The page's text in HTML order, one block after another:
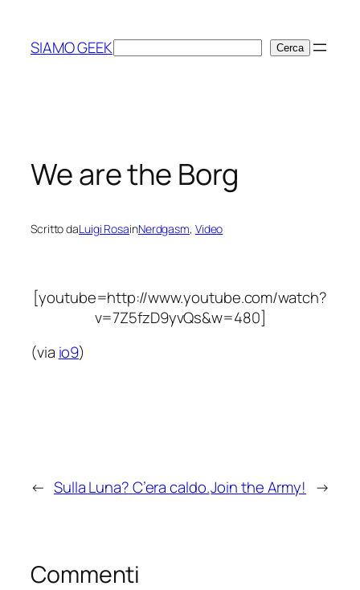
contenuto
SIAMO GEEKCerca Cerca
We are the Borg
Scritto daLuigi RosainNerdgasm, Video
[youtube=http://www.youtube.com/watch?
v=7Z5fzD9yvQs&w=480]
(via io9)
← Sulla Luna? C’era caldo.Join the Army! →
Commenti